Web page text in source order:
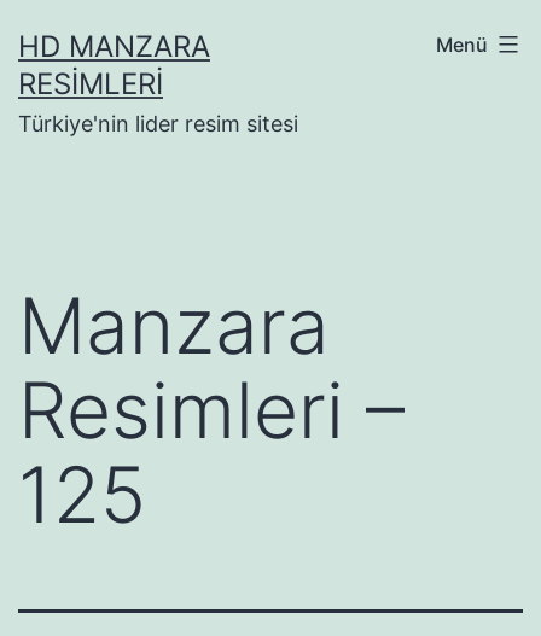
geçHD MANZARA
RESIMLERI
Türkiye'nin lider resim sitesi
Menü
Manzara
Resimleri –
125